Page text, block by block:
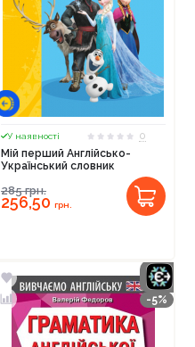
У наявності
0
Мій перший Англійсько-
Український словник
285грн.
256,50 грн.
-5%